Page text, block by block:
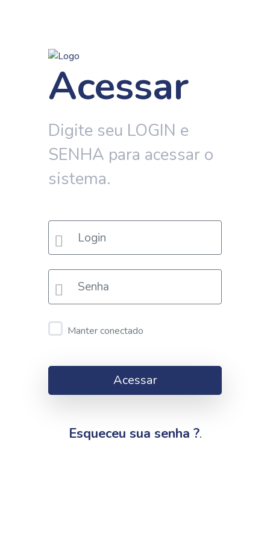
Acessar
Digite seu LOGIN e
SENHA para acessar o
sistema.
Manter conectado
Acessar
Esqueceu sua senha ?.